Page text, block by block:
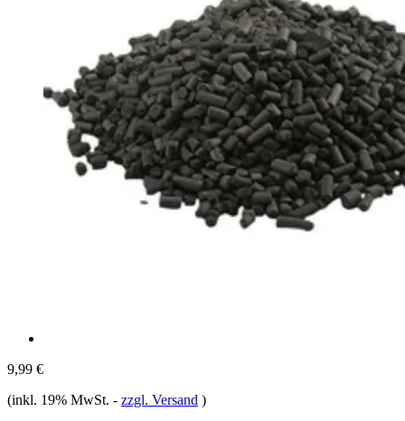
9,99 €
(inkl. 19% MwSt. - zzgl. Versand )